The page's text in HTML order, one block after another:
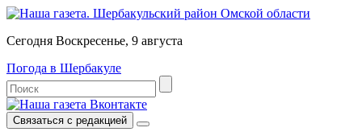
Сегодня Воскресенье, 9 августа
Погода в Шербакуле
Связаться с редакцией